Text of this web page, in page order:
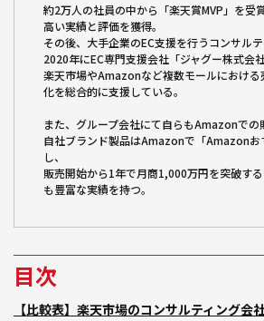
約2万人の社員の中から「楽天賞MVP」を受賞
高い実績と評価を獲得。
その後、大手企業のEC支援を行うコンサルテ
2020年にEC専門支援会社「ジャグー株式会社
楽天市場やAmazonなど複数モールにおける
化を総合的に支援している。
また、グループ会社にて自らもAmazonでの
自社ブランド製品はAmazonで「Amazonお
し、
販売開始から1年で月商1,000万円を突破す
も豊富な実績を持つ。
目次
【比較表】楽天市場のコンサルティング会